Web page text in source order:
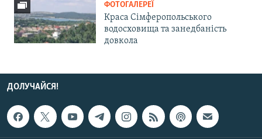
ФОТОГАЛЕРЕЇ
Краса Сімферопольського
водосховища та занедбаність
довкола
ДОЛУЧАЙСЯ!